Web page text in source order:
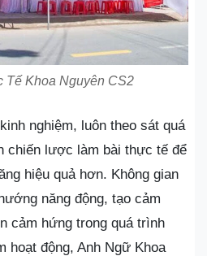
Tế Khoa Nguyên CS2
nghiệm, luôn theo sát quá
chiến lược làm bài thực tế để
hiệu quả hơn. Không gian
năng động, tạo cảm
cảm hứng trong quá trình
hoạt động, Anh Ngữ Khoa